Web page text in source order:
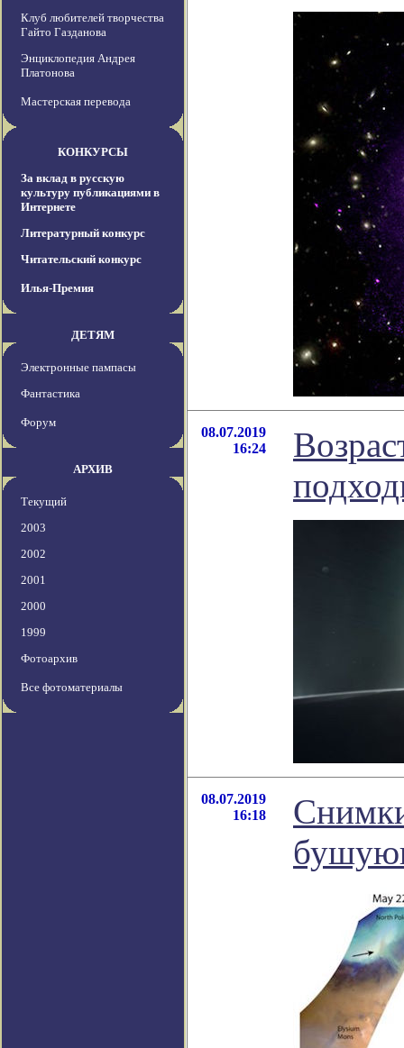
Клуб любителей творчества
Гайто Газданова
Энциклопедия Андрея
Платонова
Мастерская перевода
КОНКУРСЫ
За вклад в русскую
культуру публикациями в
Интернете
Литературный конкурс
Читательский конкурс
Илья-Премия
ДЕТЯМ
Электронные пампасы
Фантастика
Форум
АРХИВ
Текущий
2003
2002
2001
2000
1999
Фотоархив
Все фотоматериалы
08.07.2019
16:24
08.07.2019
16:18